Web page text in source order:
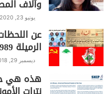
كالمجتمع، والإنسان،
والأخلاق، وحقوق
الإنسانية.
ففي الفصل الثالث،
والأكاديمي حبيب
وآلاف
يونيو 23, 2020
عن
الرميلة 1989
ديسمبر 29, 2018
هذه هي